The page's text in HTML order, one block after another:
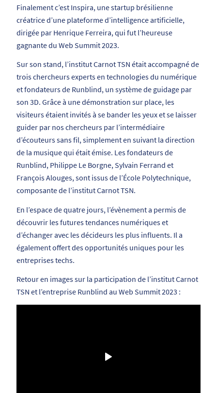
Finalement c’est Inspira, unestartup brésilienne
créatrice d’une plateforme d’intelligence artificielle,
dirigée par Henrique Ferreira, qui fut l’heureuse
gagnante du Web Summit2023.
Sur son stand, l’institut Carnot TSN était accompagné de
trois chercheursexperts en technologies du numérique
et fondateurs de Runblind, un système de guidage par
son 3D. Grâce à une démonstration sur place, les
visiteurs étaient invités à se bander les yeux et se laisser
guider par nos chercheurs par l’intermédiaire
d’écouteurs sans fil, simplement en suivant la direction
de la musique qui était émise. Les fondateurs de
Runblind, Philippe Le Borgne, Sylvain Ferrand et
François Alouges, sont issus de l’École Polytechnique,
composante de l’institut Carnot TSN.
En l’espace de quatre jours, l’évènement a permis de
découvrir les futures tendances numériques et
d’échanger avec les décideurs les plus influents. Il a
également offert des opportunités uniques pour les
entreprises techs.
Retour en images sur la participation de l’institut Carnot
TSN et l’entreprise Runblind au Web Summit 2023 :